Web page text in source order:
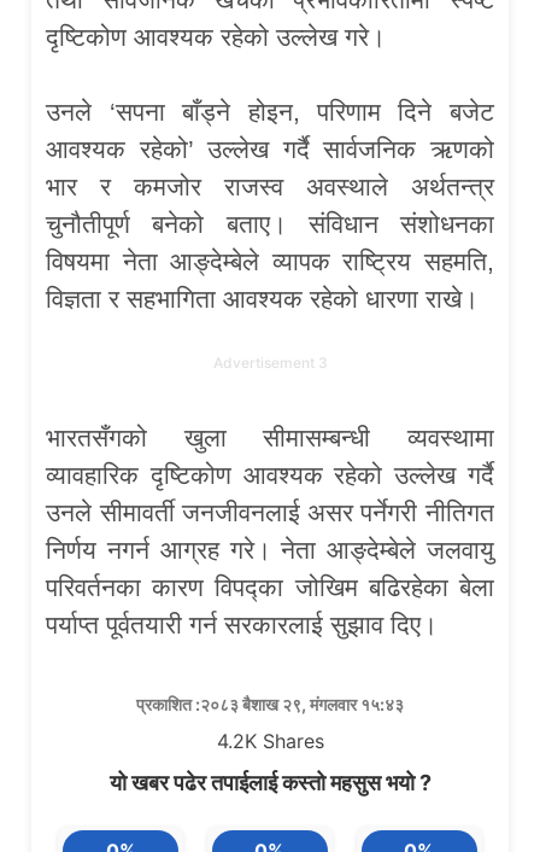
दृष्टिकोण आवश्यक रहेको उल्लेख गरे।
उनले ‘सपना बाँड्ने होइन, परिणाम दिने बजेट
आवश्यक रहेको’ उल्लेख गर्दै सार्वजनिक ऋणको
भार र कमजोर राजस्व अवस्थाले अर्थतन्त्र
चुनौतीपूर्ण बनेको बताए। संविधान संशोधनका
विषयमा नेता आङ्देम्बेले व्यापक राष्ट्रिय सहमति,
विज्ञता र सहभागिता आवश्यक रहेको धारणा राखे।
Advertisement 3
भारतसँगको खुला सीमासम्बन्धी व्यवस्थामा
व्यावहारिक दृष्टिकोण आवश्यक रहेको उल्लेख गर्दै
उनले सीमावर्ती जनजीवनलाई असर पर्नेगरी नीतिगत
निर्णय नगर्न आग्रह गरे। नेता आङ्देम्बेले जलवायु
परिवर्तनका कारण विपद्का जोखिम बढिरहेका बेला
पर्याप्त पूर्वतयारी गर्न सरकारलाई सुझाव दिए।
प्रकाशित :२०८३ बैशाख २९, मंगलवार १५:४३
4.2K Shares
यो खबर पढेर तपाईलाई कस्तो महसुस भयो ?